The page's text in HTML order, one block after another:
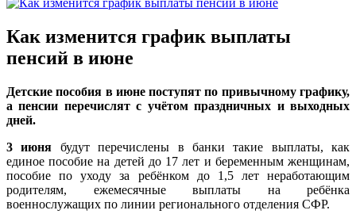
Как изменится график выплаты
пенсий в июне
Детские пособия в июне поступят по привычному графику,
а пенсии перечислят с учётом праздничных и выходных
дней.
3 июня будут перечислены в банки такие выплаты, как
единое пособие на детей до 17 лет и беременным женщинам,
пособие по уходу за ребёнком до 1,5 лет неработающим
родителям, ежемесячные выплаты на ребёнка
военнослужащих по линии регионального отделения СФР.